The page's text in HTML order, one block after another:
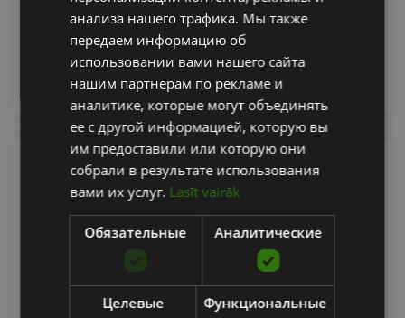
От 39.51€
добавить в корзину
анализа нашего трафика. Мы также
передаем информацию об
использовании вами нашего сайта
нашим партнерам по рекламе и
аналитике, которые могут объединять
ее с другой информацией, которую вы
им предоставили или которую они
собрали в результате использования
вами их услуг. Lasīt vairāk
Обязательные Аналитические
Целевые Функциональные